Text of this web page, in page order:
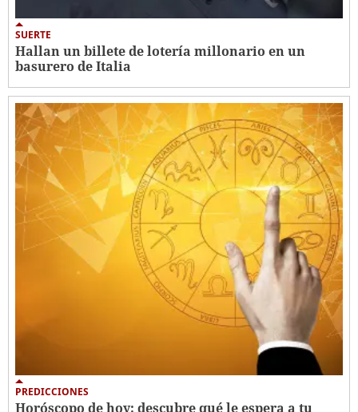
SUERTE
Hallan un billete de lotería millonario en un
basurero de Italia
PREDICCIONES
Horóscopo de hoy: descubre qué le espera a tu